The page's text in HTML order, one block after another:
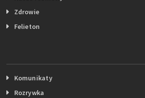
Zdrowie
Felieton
Komunikaty
Rozrywka